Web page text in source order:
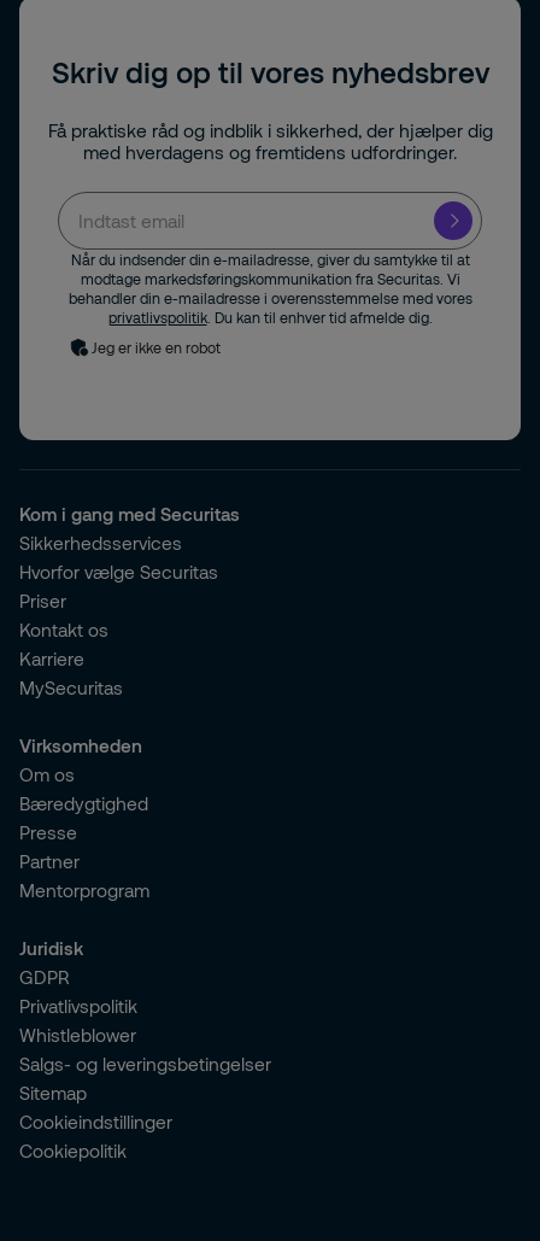
Skriv dig op til vores nyhedsbrev
Få praktiske råd og indblik i sikkerhed, der hjælper dig
med hverdagens og fremtidens udfordringer.
Når du indsender din e-mailadresse, giver du samtykke til at
modtage markedsføringskommunikation fra Securitas. Vi
behandler din e-mailadresse i overensstemmelse med vores
privatlivspolitik. Du kan til enhver tid afmelde dig.
Jeg er ikke en robot
Kom i gang med Securitas
Sikkerhedsservices
Hvorfor vælge Securitas
Priser
Kontakt os
Karriere
MySecuritas
Virksomheden
Om os
Bæredygtighed
Presse
Partner
Mentorprogram
Juridisk
GDPR
Privatlivspolitik
Whistleblower
Salgs- og leveringsbetingelser
Sitemap
Cookieindstillinger
Cookiepolitik